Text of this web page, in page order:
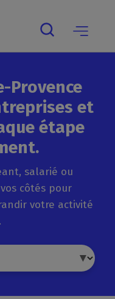
Provence
et
étape
salarié ou
côtés pour
votre activité